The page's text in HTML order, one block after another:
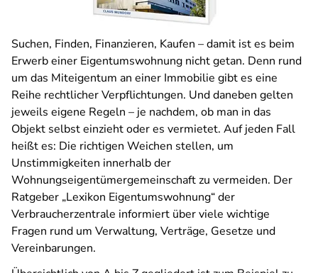
Suchen, Finden, Finanzieren, Kaufen – damit ist es beim
Erwerb einer Eigentumswohnung nicht getan. Denn rund
um das Miteigentum an einer Immobilie gibt es eine
Reihe rechtlicher Verpflichtungen. Und daneben gelten
jeweils eigene Regeln – je nachdem, ob man in das
Objekt selbst einzieht oder es vermietet. Auf jeden Fall
heißt es: Die richtigen Weichen stellen, um
Unstimmigkeiten innerhalb der
Wohnungseigentümergemeinschaft zu vermeiden. Der
Ratgeber „Lexikon Eigentumswohnung“ der
Verbraucherzentrale informiert über viele wichtige
Fragen rund um Verwaltung, Verträge, Gesetze und
Vereinbarungen.